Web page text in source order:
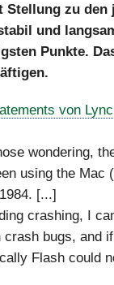
Stellung zu den
und
Punkte.
von
wondering,
using the Mac
[...]
crashing, I
crash bugs, and
Flash could